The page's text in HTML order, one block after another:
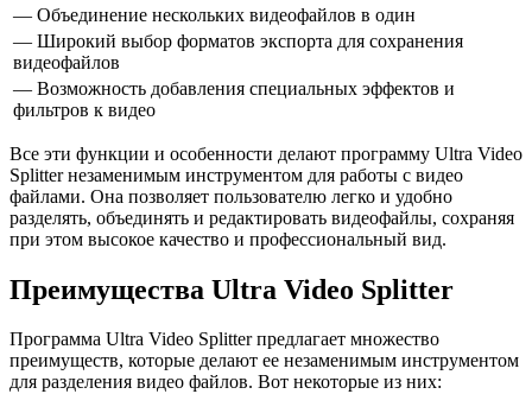
— Объединение нескольких видеофайлов в один
— Широкий выбор форматов экспорта для сохранения
видеофайлов
— Возможность добавления специальных эффектов и
фильтров к видео
Все эти функции и особенности делают программу Ultra Video
Splitter незаменимым инструментом для работы с видео
файлами. Она позволяет пользователю легко и удобно
разделять, объединять и редактировать видеофайлы, сохраняя
при этом высокое качество и профессиональный вид.
Преимущества Ultra Video Splitter
Программа Ultra Video Splitter предлагает множество
преимуществ, которые делают ее незаменимым инструментом
для разделения видео файлов. Вот некоторые из них: